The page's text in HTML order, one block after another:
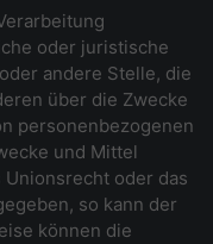
oder juristische
andere Stelle, die
über die Zwecke
personenbezogenen
und Mittel
oder das
so kann der
können die